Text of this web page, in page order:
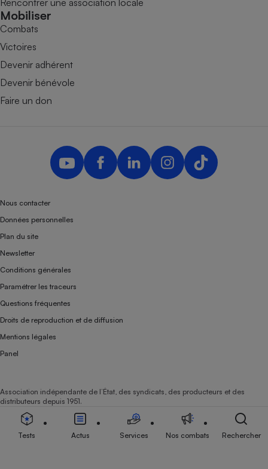
Mobiliser
Combats
Victoires
Devenir adhérent
Devenir bénévole
Faire un don
Nous contacter
Données personnelles
Plan du site
Newsletter
Conditions générales
Paramétrer les traceurs
Questions fréquentes
Droits de reproduction et de diffusion
Mentions légales
Panel
Association indépendante de l’État, des syndicats, des producteurs et des
distributeurs depuis 1951.
Tests Actus Services Nos combats Rechercher